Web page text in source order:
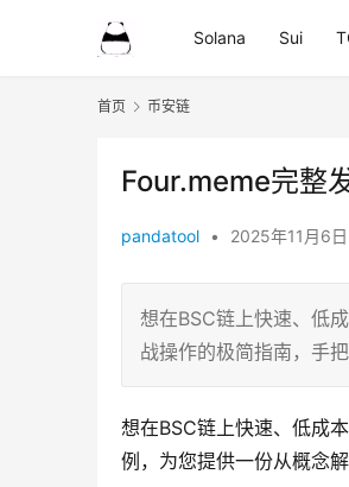
Solana Sui
首页 币安链
Four.meme完整
pandatool • 2025年11月6
想在BSC链上快速、低
战操作的极简指南，手
想在BSC链上快速、低成
例，为您提供一份从概念